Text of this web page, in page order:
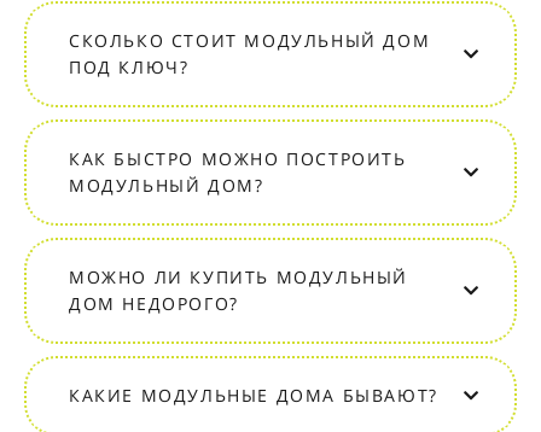
СКОЛЬКО СТОИТ МОДУЛЬНЫЙ ДОМ
ПОД КЛЮЧ?
КАК БЫСТРО МОЖНО ПОСТРОИТЬ
МОДУЛЬНЫЙ ДОМ?
МОЖНО ЛИ КУПИТЬ МОДУЛЬНЫЙ
ДОМ НЕДОРОГО?
КАКИЕ МОДУЛЬНЫЕ ДОМА БЫВАЮТ?